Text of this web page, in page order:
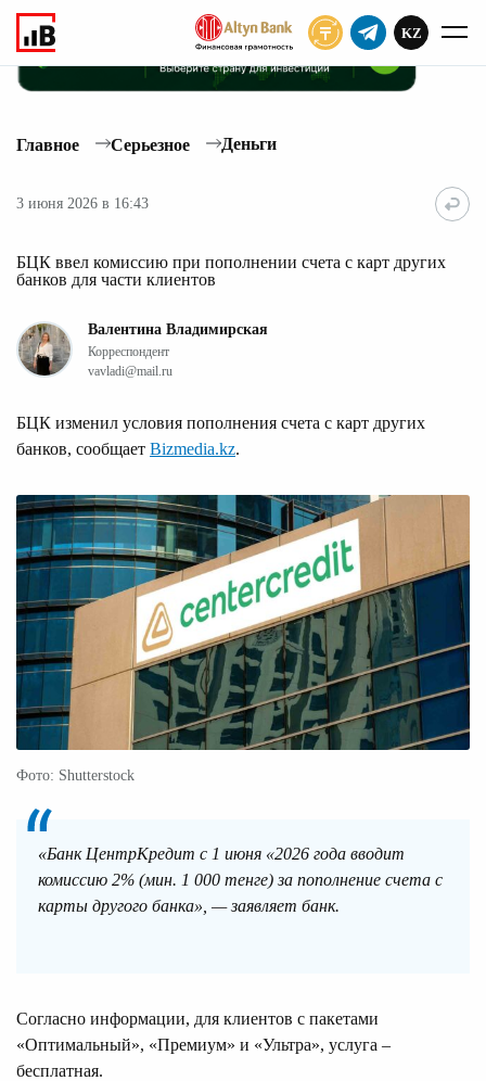
KZ
Главное Серьезное Деньги
3 июня 2026 в 16:43
БЦК ввел комиссию при пополнении счета с карт других
банков для части клиентов
Валентина Владимирская
Корреспондент
vavladi@mail.ru
БЦК изменил условия пополнения счета с карт других
банков, сообщает Bizmedia.kz.
Фото: Shutterstock
«Банк ЦентрКредит с 1 июня «2026 года вводит
комиссию 2% (мин. 1 000 тенге) за пополнение счета с
карты другого банка», — заявляет банк.
Согласно информации, для клиентов с пакетами
«Оптимальный», «Премиум» и «Ультра», услуга –
бесплатная.